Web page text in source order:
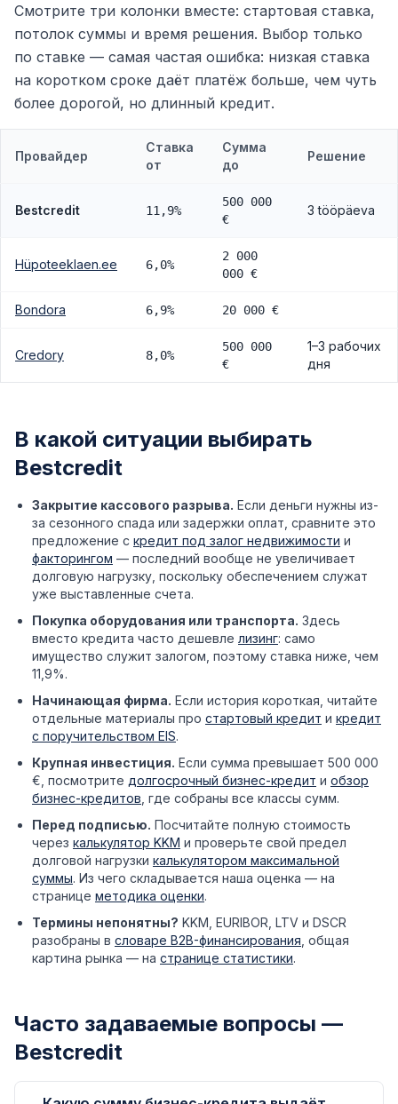
Смотрите три колонки вместе: стартовая ставка,
потолок суммы и время решения. Выбор только
по ставке — самая частая ошибка: низкая ставка
на коротком сроке даёт платёж больше, чем чуть
более дорогой, но длинный кредит.
Провайдер
Ставка
от
Сумма
до
Решение
Bestcredit 11,9%
500 000
€
3 tööpäeva
Hüpoteeklaen.ee 6,0%
2 000
000 €
Bondora 6,9% 20 000 €
Credory 8,0%
500 000
€
1–3 рабочих
дня
В какой ситуации выбирать
Bestcredit
Закрытие кассового разрыва. Если деньги нужны из-
за сезонного спада или задержки оплат, сравните это
предложение с кредит под залог недвижимости и
факторингом — последний вообще не увеличивает
долговую нагрузку, поскольку обеспечением служат
уже выставленные счета.
Покупка оборудования или транспорта. Здесь
вместо кредита часто дешевле лизинг: само
имущество служит залогом, поэтому ставка ниже, чем
11,9%.
Начинающая фирма. Если история короткая, читайте
отдельные материалы про стартовый кредит и кредит
с поручительством EIS.
Крупная инвестиция. Если сумма превышает 500 000
€, посмотрите долгосрочный бизнес-кредит и обзор
бизнес-кредитов , где собраны все классы сумм.
Перед подписью. Посчитайте полную стоимость
через калькулятор KKM и проверьте свой предел
долговой нагрузки калькулятором максимальной
суммы. Из чего складывается наша оценка — на
странице методика оценки.
Термины непонятны? KKM, EURIBOR, LTV и DSCR
разобраны в словаре B2B-финансирования , общая
картина рынка — на странице статистики.
Часто задаваемые вопросы —
Bestcredit